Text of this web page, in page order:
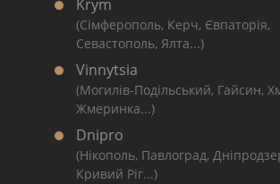
Krym
(Сімферополь, Керч, Євпаторія,
Севастополь, Ялта...)
Vinnytsia
(Могилів-Подільський, Гайсин,
Жмеринка...)
Dnipro
(Нікополь, Павлоград,
Кривий Ріг...)